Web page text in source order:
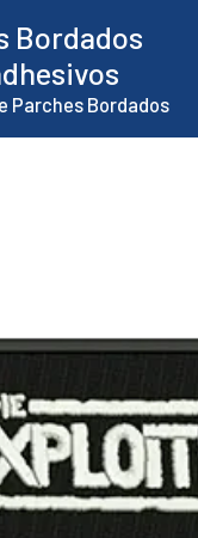
Bordados
Parches Bordados